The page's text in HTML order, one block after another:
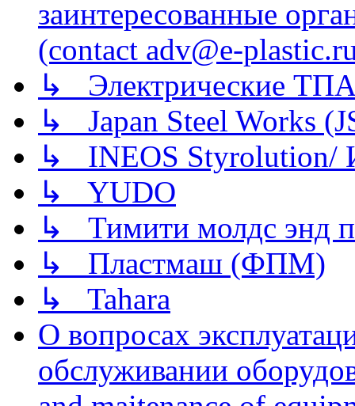
заинтересованные
(contact adv@e-
↳ Электрические
↳ Japan Steel Works
↳ INEOS
↳ YUDO
↳ Тимити молдс энд
↳ Пластмаш (ФПМ)
↳ Tahara
О вопросах
обслуживании